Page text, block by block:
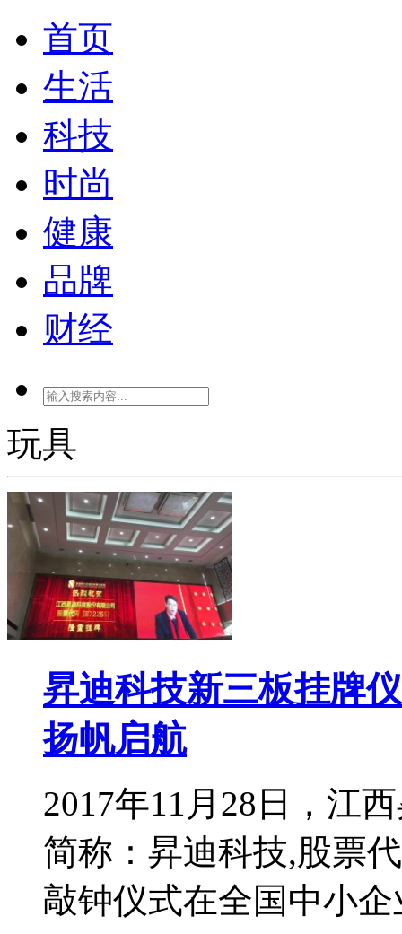
首页
生活
科技
时尚
健康
品牌
财经
玩具
昇迪科技新三板挂牌
扬帆启航
2017年11月28日，江
简称：昇迪科技,股票
敲钟仪式在全国中小企